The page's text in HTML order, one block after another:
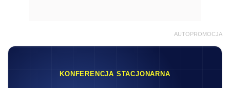
AUTOPROMOCJA
KONFERENCJA STACJONARNA